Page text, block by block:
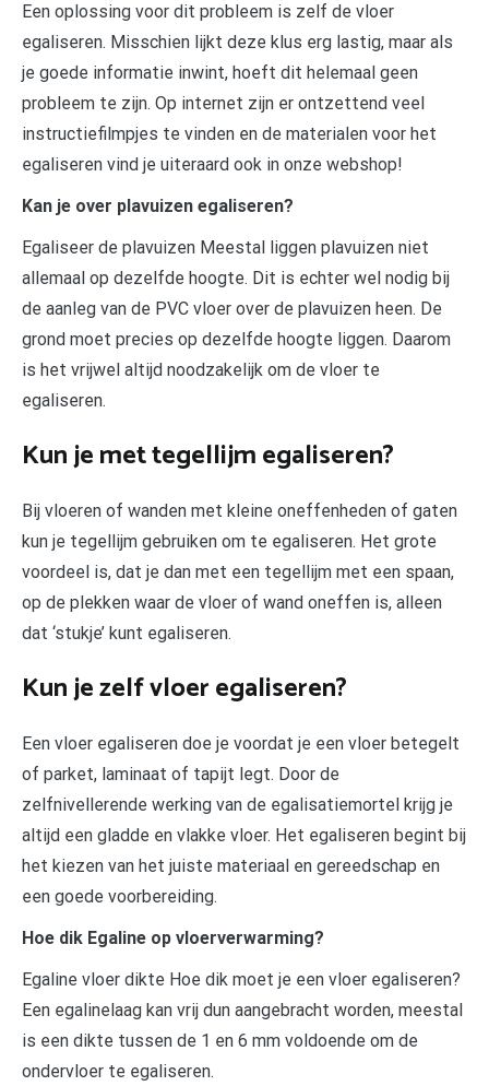
Een oplossing voor dit probleem is zelf de vloer
egaliseren. Misschien lijkt deze klus erg lastig, maar als
je goede informatie inwint, hoeft dit helemaal geen
probleem te zijn. Op internet zijn er ontzettend veel
instructiefilmpjes te vinden en de materialen voor het
egaliseren vind je uiteraard ook in onze webshop!
Kan je over plavuizen egaliseren?
Egaliseer de plavuizen Meestal liggen plavuizen niet
allemaal op dezelfde hoogte. Dit is echter wel nodig bij
de aanleg van de PVC vloer over de plavuizen heen. De
grond moet precies op dezelfde hoogte liggen. Daarom
is het vrijwel altijd noodzakelijk om de vloer te
egaliseren.
Kun je met tegellijm egaliseren?
Bij vloeren of wanden met kleine oneffenheden of gaten
kun je tegellijm gebruiken om te egaliseren. Het grote
voordeel is, dat je dan met een tegellijm met een spaan,
op de plekken waar de vloer of wand oneffen is, alleen
dat ‘stukje’ kunt egaliseren.
Kun je zelf vloer egaliseren?
Een vloer egaliseren doe je voordat je een vloer betegelt
of parket, laminaat of tapijt legt. Door de
zelfnivellerende werking van de egalisatiemortel krijg je
altijd een gladde en vlakke vloer. Het egaliseren begint bij
het kiezen van het juiste materiaal en gereedschap en
een goede voorbereiding.
Hoe dik Egaline op vloerverwarming?
Egaline vloer dikte Hoe dik moet je een vloer egaliseren?
Een egalinelaag kan vrij dun aangebracht worden, meestal
is een dikte tussen de 1 en 6 mm voldoende om de
ondervloer te egaliseren.